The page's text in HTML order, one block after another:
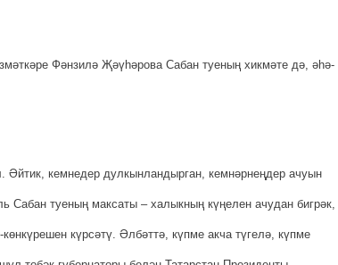
Фәнзилә Җәүһәрова Сабан туеның хикмәте дә, әһә­
кемнедер дулкынландырган, кемнәрнеңдер ачуын
туеның максаты – халыкның күңелен ачудан бигрәк,
күрсәтү. Әлбәттә, күпме акча түгелә, күпме